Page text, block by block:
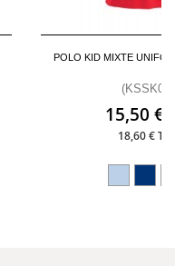
POLO KID MIXTE
(KSSK02)
15,50 €
18,60 €